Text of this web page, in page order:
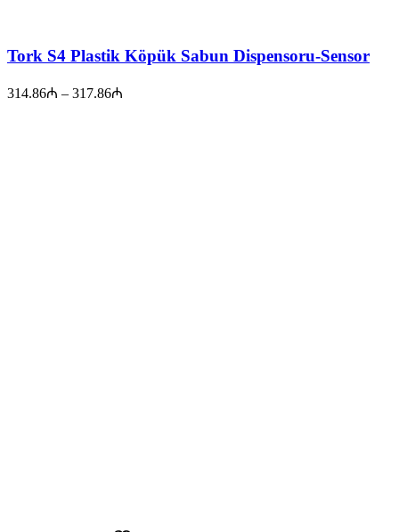
Tork S4 Plastik Köpük Sabun Dispensoru-Sensor
314.86₼ – 317.86₼